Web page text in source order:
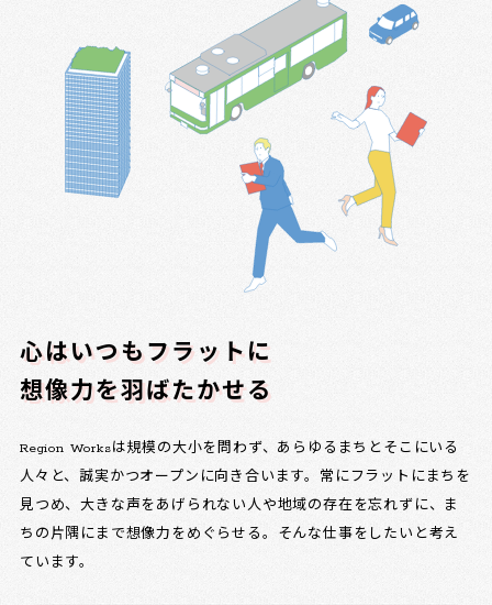
心はいつもフラットに
想像力を羽ばたかせる
Region Worksは規模の大小を問わず、あらゆるまちとそこにいる
人々と、誠実かつオープンに向き合います。常にフラットにまちを
見つめ、大きな声をあげられない人や地域の存在を忘れずに、ま
ちの片隅にまで想像力をめぐらせる。そんな仕事をしたいと考え
ています。